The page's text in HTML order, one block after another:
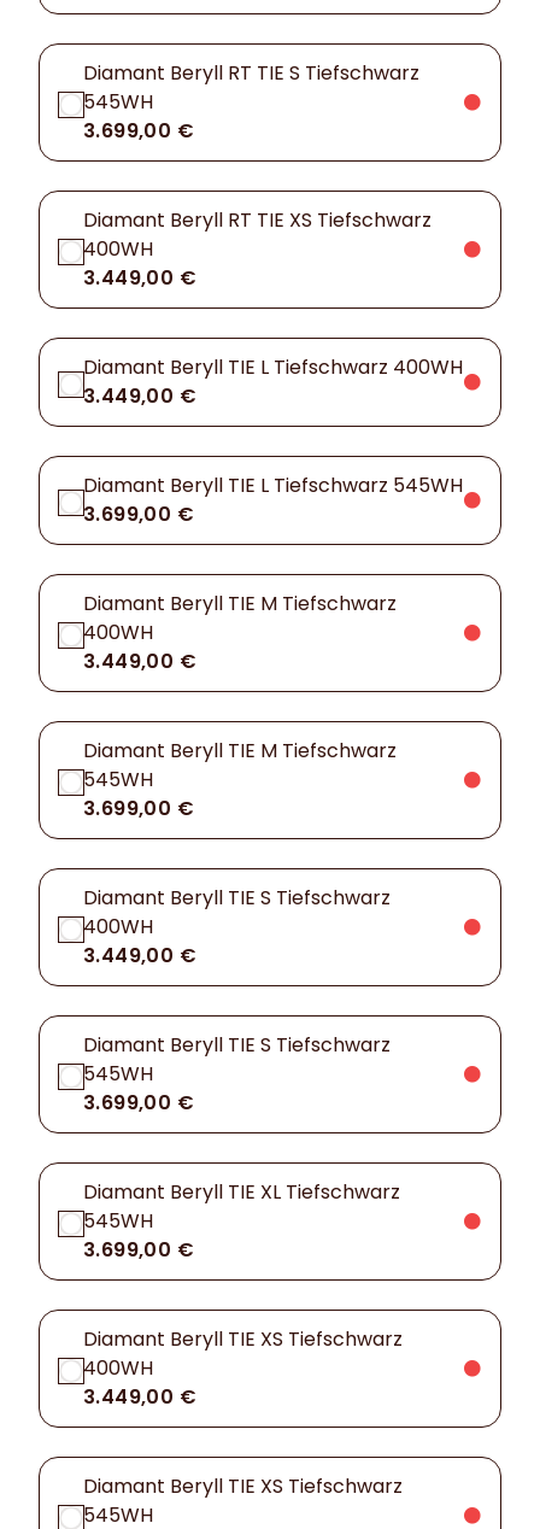
Diamant Beryll RT TIE S Tiefschwarz
545WH
3.699,00 €
Diamant Beryll RT TIE XS Tiefschwarz
400WH
3.449,00 €
Diamant Beryll TIE L Tiefschwarz 400WH
3.449,00 €
Diamant Beryll TIE L Tiefschwarz 545WH
3.699,00 €
Diamant Beryll TIE M Tiefschwarz
400WH
3.449,00 €
Diamant Beryll TIE M Tiefschwarz
545WH
3.699,00 €
Diamant Beryll TIE S Tiefschwarz
400WH
3.449,00 €
Diamant Beryll TIE S Tiefschwarz
545WH
3.699,00 €
Diamant Beryll TIE XL Tiefschwarz
545WH
3.699,00 €
Diamant Beryll TIE XS Tiefschwarz
400WH
3.449,00 €
Diamant Beryll TIE XS Tiefschwarz
545WH